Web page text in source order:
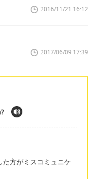
2016/11/21 16:12
2017/06/09 17:39
方がミスコミュニケ